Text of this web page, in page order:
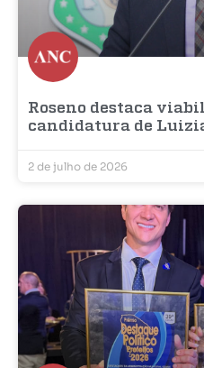
Roseno destaca
candidatura de
2 de julho de 2026